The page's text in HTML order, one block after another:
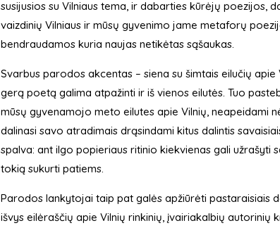
susijusios su Vilniaus tema, ir dabarties kūrėjų poezijos,
vaizdinių Vilniaus ir mūsų gyvenimo jame metaforų
bendraudamos kuria naujas netikėtas sąšaukas.
Svarbus parodos akcentas – siena su šimtais eilučių
gerą poetą galima atpažinti ir iš vienos eilutės. Tuo
mūsų gyvenamojo meto eilutes apie Vilnių, neapeidami
dalinasi savo atradimais drąsindami kitus dalintis
spalva: ant ilgo popieriaus ritinio kiekvienas gali užrašyti
tokią sukurti patiems.
Parodos lankytojai taip pat galės apžiūrėti pastaraisiais
išvys eilėraščių apie Vilnių rinkinių, įvairiakalbių